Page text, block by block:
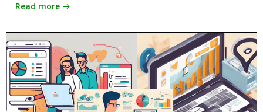
Read more